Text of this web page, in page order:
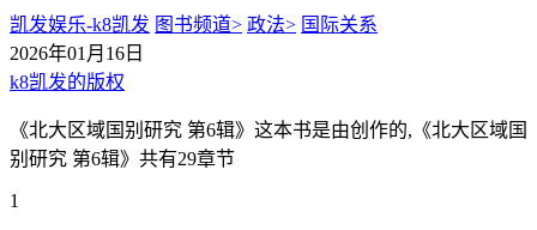
凯发娱乐-k8凯发 图书频道> 政法> 国际关系
2026年01月16日
k8凯发的版权
《北大区域国别研究 第6辑》这本书是由创作的,《北大区域国
别研究 第6辑》共有29章节
1